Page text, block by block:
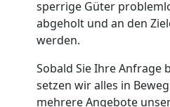
sperrige Güter
abgeholt und an den
werden.
Sobald Sie Ihre Anfrage
setzen wir alles in
mehrere Angebote
Feldkirch
Umzug